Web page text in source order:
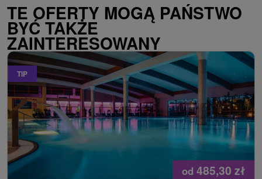
TE OFERTY MOGĄ PAŃSTWO
BYĆ TAKŻE
ZAINTERESOWANY
TIP
od 485,30 zł